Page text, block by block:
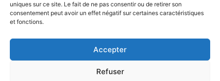
uniques sur ce site. Le fait de ne pas consentir ou de retirer son
consentement peut avoir un effet négatif sur certaines caractéristiques
et fonctions.
Accepter
Refuser
CONTACT
MENTIONS LÉGALES